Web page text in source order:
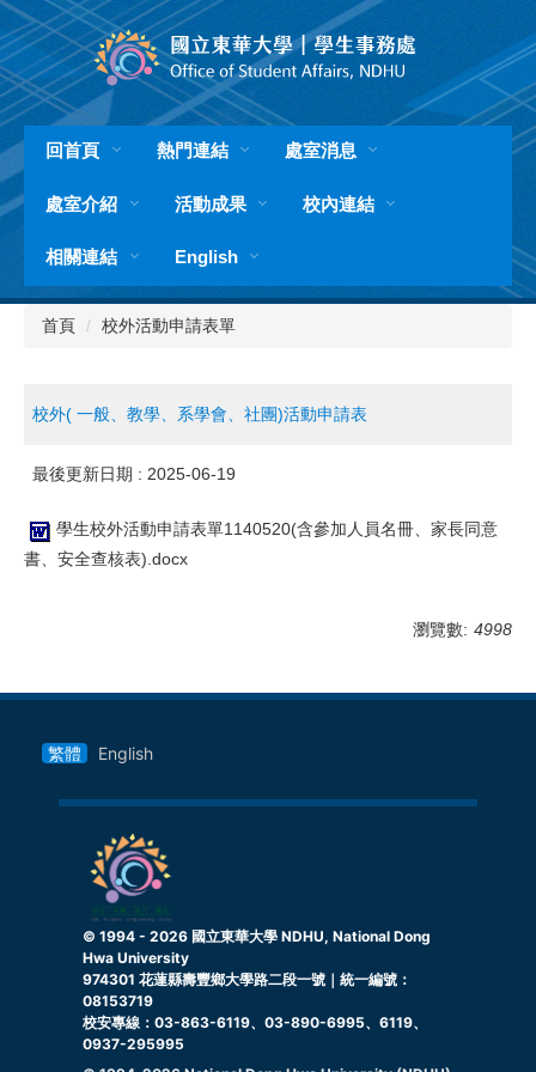
跳
到
主
要
內
容
區
回首頁 熱門連結 處室消息
處室介紹 活動成果 校內連結
相關連結 English
首頁 校外活動申請表單
校外( 一般、教學、系學會、社團)活動申請表
最後更新日期 : 2025-06-19
學生校外活動申請表單1140520(含參加人員名冊、家長同意
書、安全查核表).docx
瀏覽數: 4998
繁體 English
© 1994 - 2026 國立東華大學 NDHU, National Dong
Hwa University
974301 花蓮縣壽豐鄉大學路二段一號｜統一編號：
08153719
校安專線：03-863-6119、03-890-6995、6119、
0937-295995